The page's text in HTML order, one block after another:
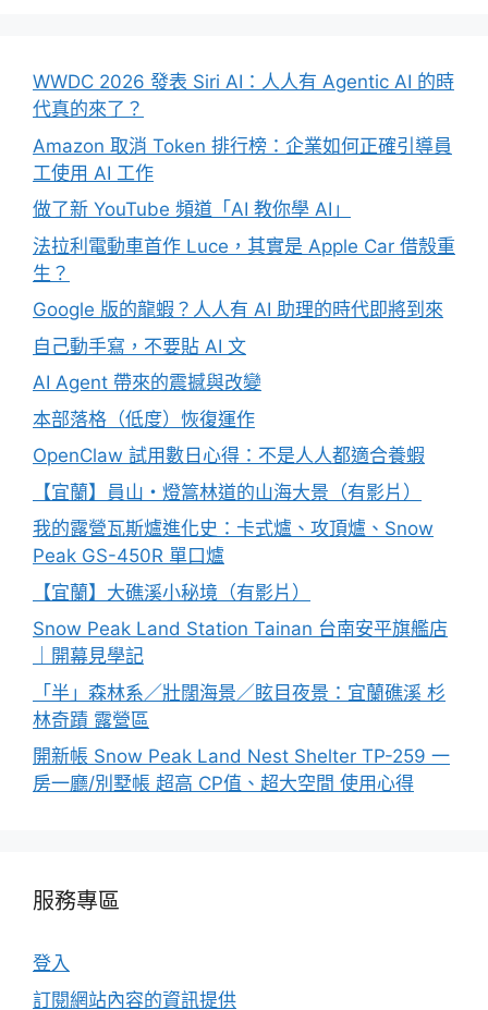
WWDC 2026 發表 Siri AI：人人有 Agentic AI 的時
代真的來了？
Amazon 取消 Token 排行榜：企業如何正確引導員
工使用 AI 工作
做了新 YouTube 頻道「AI 教你學 AI」
法拉利電動車首作 Luce，其實是 Apple Car 借殼重
生？
Google 版的龍蝦？人人有 AI 助理的時代即將到來
自己動手寫，不要貼 AI 文
AI Agent 帶來的震撼與改變
本部落格（低度）恢復運作
OpenClaw 試用數日心得：不是人人都適合養蝦
【宜蘭】員山・燈篙林道的山海大景（有影片）
我的露營瓦斯爐進化史：卡式爐、攻頂爐、Snow
Peak GS-450R 單口爐
【宜蘭】大礁溪小秘境（有影片）
Snow Peak Land Station Tainan 台南安平旗艦店
｜開幕見學記
「半」森林系／壯闊海景／眩目夜景：宜蘭礁溪 杉
林奇蹟 露營區
開新帳 Snow Peak Land Nest Shelter TP-259 一
房一廳/別墅帳 超高 CP值、超大空間 使用心得
服務專區
登入
訂閱網站內容的資訊提供